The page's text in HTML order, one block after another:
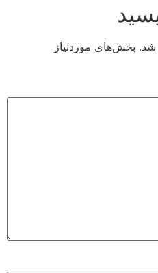
شد. بخش‌های موردنیاز